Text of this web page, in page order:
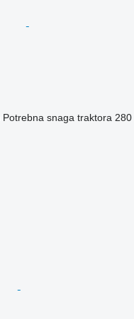
Potrebna snaga traktora 280